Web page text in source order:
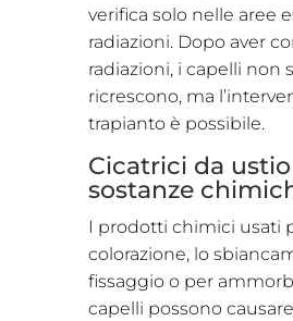
verifica solo nelle aree
radiazioni. Dopo aver
radiazioni, i capelli non
ricrescono, ma
trapianto è possibile.
Cicatrici da
sostanze
I prodotti chimici usati
colorazione, lo
fissaggio o per
capelli possono